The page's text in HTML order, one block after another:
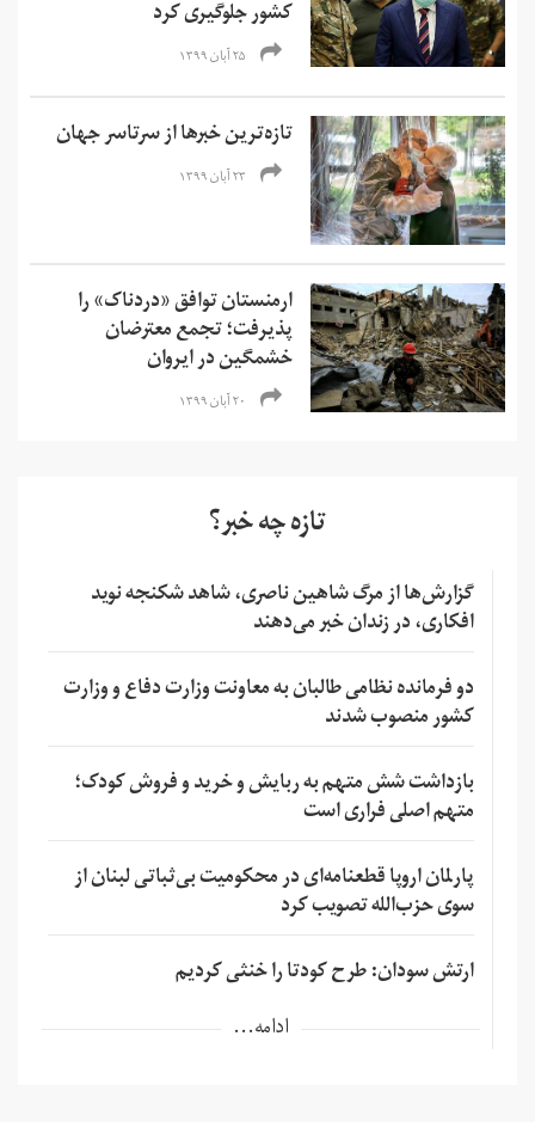
کشور جلوگیری کرد
۲۵ آبان ۱۳۹۹
تازه‌ترین خبرها از سرتاسر جهان
۲۳ آبان ۱۳۹۹
ارمنستان توافق «دردناک» را
پذیرفت؛ تجمع معترضان
خشمگین در ایروان
۲۰ آبان ۱۳۹۹
تازه چه خبر؟
گزارش‌ها از مرگ شاهین ناصری، شاهد شکنجه نوید
افکاری، در زندان خبر می‌دهند
دو فرمانده نظامی طالبان به معاونت وزارت دفاع و وزارت
کشور منصوب شدند
بازداشت شش متهم به ربایش و خرید و فروش کودک؛
متهم اصلی فراری است
پارلمان اروپا قطعنامه‌ای در محکومیت بی‌ثباتی لبنان از
سوی حزب‌الله تصویب کرد
ارتش سودان: طرح کودتا را خنثی کردیم
ادامه...